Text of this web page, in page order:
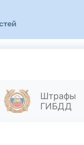
Штрафы
ГИБДД